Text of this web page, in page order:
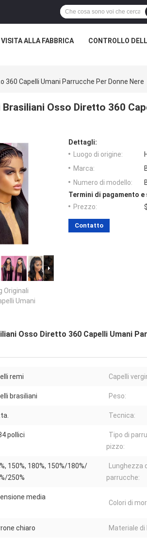
VISITA ALLA FABBRICA CONTROLLO
Capelli Umani Parrucche Per Donne Nere
Osso Diretto 360
Originali
Umani
Dettagli:
Luogo di origine:
Marca:
Numero di modello:
Termini di pagamento e
Prezzo:
Contatto
Osso Diretto 360 Capelli Umani
remi Capelli
brasiliani Peso:
Tecnica:
pollici
Tipo di
pizzo:
150%, 180%, 150%/180%/
250%
Lunghezza
parrucche:
media
Colori di
chiaro Materiale di